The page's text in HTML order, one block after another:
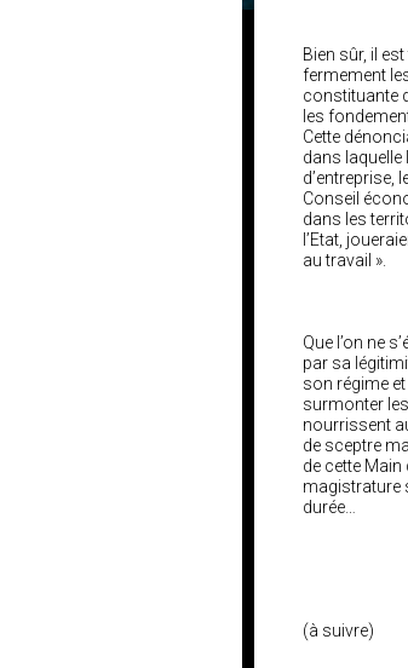
Bien sûr, il
fermement
constituante
les
Cette
dans
Conseil
dans les
l’Etat,
au travail ».
Que l’on ne
par sa
son régime
surmonter
nourrissent
de sceptre
de cette
magistrature
durée…
(à suivre)